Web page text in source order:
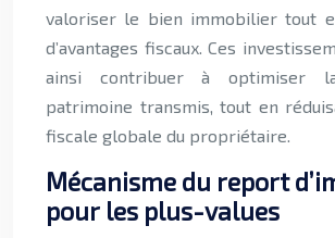
valoriser le bien immobilier tout
d’avantages fiscaux. Ces
ainsi contribuer à optimiser
patrimoine transmis, tout en
fiscale globale du propriétaire.
Mécanisme du report
pour les plus-values